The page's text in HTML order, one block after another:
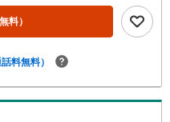
夜遅い時間帯もご案内が可
富なスタッフが物件詳細を丁寧
ャイルドシートのご用意ござ
年間8000棟以上の限定物件を
料）
話料無料）